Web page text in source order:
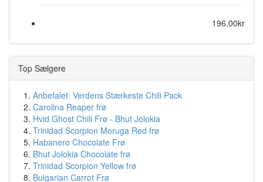
196,00kr
Top Sælgere
Anbefalet: Verdens Stærkeste Chili Pack
Carolina Reaper frø
Hvid Ghost Chili Frø - Bhut Jolokia
Trinidad Scorpion Moruga Red frø
Habanero Chocolate Frø
Bhut Jolokia Chocolate frø
Trinidad Scorpion Yellow frø
Bulgarian Carrot Frø